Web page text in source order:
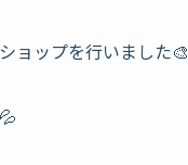
ョップを行いました🎨